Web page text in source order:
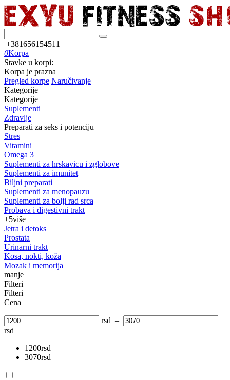
+381656154511
0Korpa
Stavke u korpi:
Korpa je prazna
Pregled korpe Naručivanje
Kategorije
Kategorije
Suplementi
Zdravlje
Preparati za seks i potenciju
Stres
Vitamini
Omega 3
Suplementi za hrskavicu i zglobove
Suplementi za imunitet
Biljni preparati
Suplementi za menopauzu
Suplementi za bolji rad srca
Probava i digestivni trakt
+5više
Jetra i detoks
Prostata
Urinarni trakt
Kosa, nokti, koža
Mozak i memorija
manje
Filteri
Filteri
Cena
rsd –
rsd
1200rsd
3070rsd